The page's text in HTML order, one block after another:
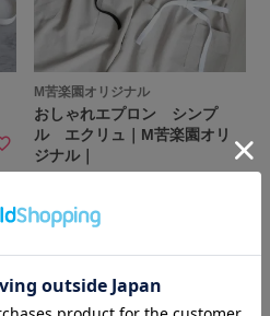
M苦楽園オリジナル
おしゃれエプロン シンプ
ル エクリュ｜M苦楽園オリ
ジナル｜